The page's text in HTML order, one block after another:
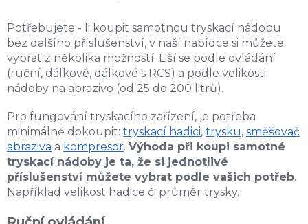
l
á
d
a
c
í
r
v
k
y
v
ý
p
Potřebujete - li koupit samotnou tryskací nádobu
bez dalšího příslušenství, v naší nabídce si můžete
vybrat z několika možností. Liší se podle ovládání
(ruční, dálkové, dálkové s RCS) a podle velikosti
nádoby na abrazivo (od 25 do 200 litrů).
Pro fungování tryskacího zařízení, je potřeba
minimálně dokoupit: tryskací hadici, trysku, směšovač
abraziva a kompresor. Výhoda při koupi samotné
tryskací nádoby je ta, že si jednotlivé
příslušenství můžete vybrat podle vašich potřeb.
Například velikost hadice či průměr trysky.